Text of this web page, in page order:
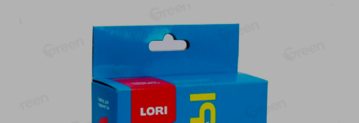
руб./шт
Яйца перепелиные
Местное известное 20 шт
упак Солигорска п/ф
4.99
3.99
ягодные Местное
известное яблоко-тыква
Хоба
60г